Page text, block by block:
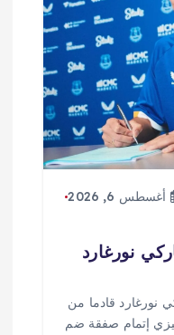
أغسطس 6, 2026
نورغارد
نورغارد قادما من
إتمام صفقة ضم